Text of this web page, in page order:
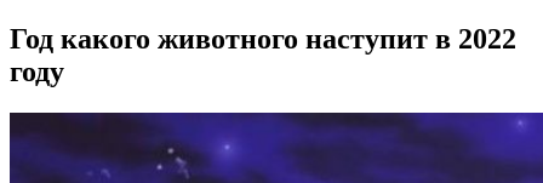
Год какого животного наступит в 2022
году